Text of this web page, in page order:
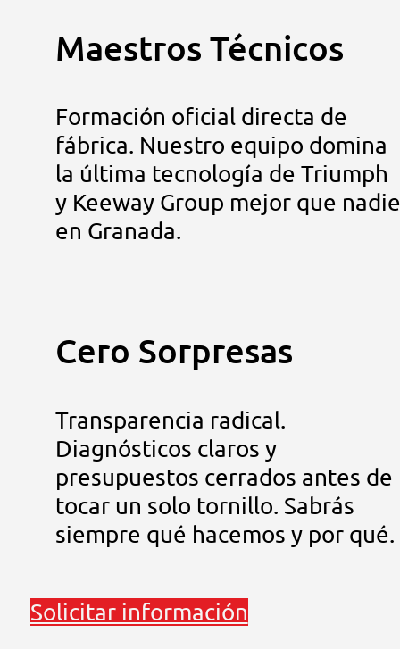
Maestros Técnicos
Formación oficial directa de
fábrica. Nuestro equipo domina
la última tecnología de Triumph
y Keeway Group mejor que
en Granada.
Cero Sorpresas
Transparencia radical.
Diagnósticos claros y
presupuestos cerrados antes de
tocar un solo tornillo. Sabrás
siempre qué hacemos y por qué.
Solicitar información